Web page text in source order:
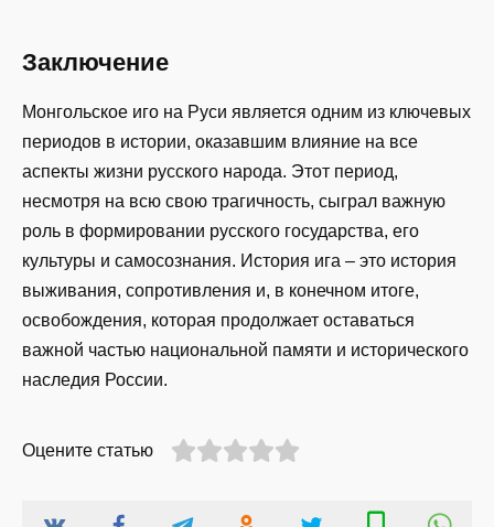
Заключение
Монгольское иго на Руси является одним из ключевых
периодов в истории, оказавшим влияние на все
аспекты жизни русского народа. Этот период,
несмотря на всю свою трагичность, сыграл важную
роль в формировании русского государства, его
культуры и самосознания. История ига – это история
выживания, сопротивления и, в конечном итоге,
освобождения, которая продолжает оставаться
важной частью национальной памяти и исторического
наследия России.
Оцените статью